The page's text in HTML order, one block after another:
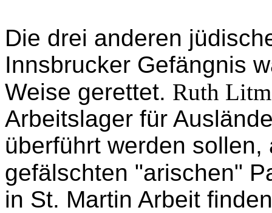
Fuchs ins Salzburger
polnische
Die drei anderen
Innsbrucker Gefängnis
Weise gerettet.Ruth
Arbeitslager für